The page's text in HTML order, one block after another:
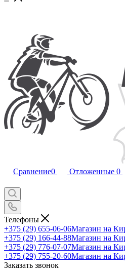
Сравнение0 Отложенные 0
Телефоны
+375 (29) 655-06-06Магазин на
+375 (29) 166-44-88Магазин на
+375 (29) 776-07-07Магазин на
+375 (29) 755-20-60Магазин на
Заказать звонок